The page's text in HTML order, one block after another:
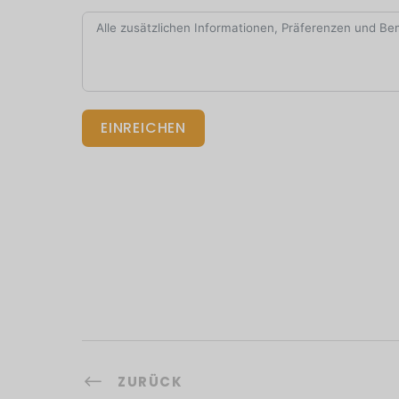
EINREICHEN
ZURÜCK